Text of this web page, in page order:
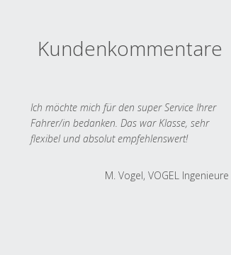
Kundenkommentare
Ich möchte mich für den super Service Ihrer
Fahrer/in bedanken. Das war Klasse, sehr
flexibel und absolut empfehlenswert!
M. Vogel, VOGEL Ingenieure